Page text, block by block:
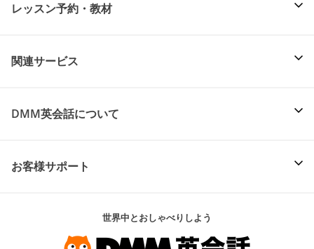
レッスン予約・教材
関連サービス
DMM英会話について
お客様サポート
世界中とおしゃべりしよう